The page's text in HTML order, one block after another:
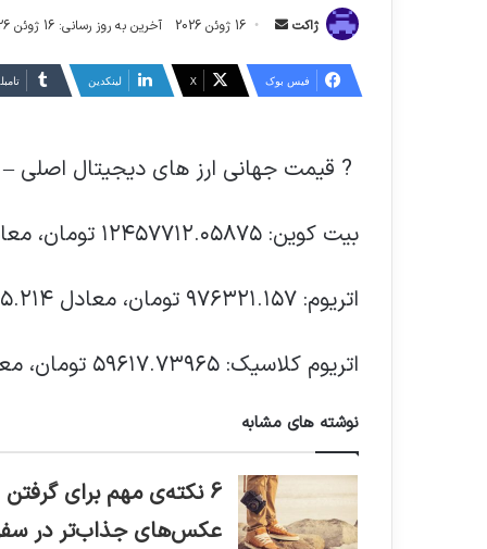
ژاکت
ارسال 16 ژوئن 2026 آخرین به روز رسانی: 16 ژوئن 2026
فیس بوک X لینکدین
? قیمت جهانی ارز های دیجیتال اصلی – امروز یکشنبه ۱۳۹۶/
بیت کوین: ۱۲۴۵۷۷۱۲.۰۵۸۷۵ تومان، معادل ۳۲۵۶.۴۹۲۵ دلار
اتریوم: ۹۷۶۳۲۱.۱۵۷ تومان، معادل ۲۵۵.۲۱۴ دلار
اتریوم کلاسیک: ۵۹۶۱۷.۷۳۹۶۵ تومان، معادل ۱۵.۵۸۴۳ دلار
نوشته های مشابه
6 نکته‌ی مهم برای گرفتن
عکس‌های جذاب‌تر در